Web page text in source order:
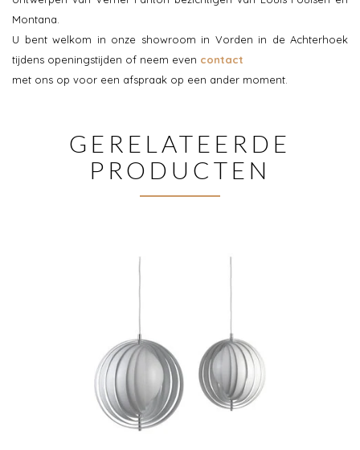
Montana.
U bent welkom in onze showroom in Vorden in de Achterhoek
tijdens openingstijden of neem even contact
met ons op voor een afspraak op een ander moment.
GERELATEERDE
PRODUCTEN